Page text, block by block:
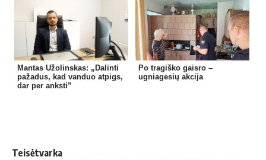
Mantas Užolinskas: „Dalinti
pažadus, kad vanduo atpigs,
dar per anksti”
Po tragiško gaisro –
ugniagesių akcija
Teisėtvarka